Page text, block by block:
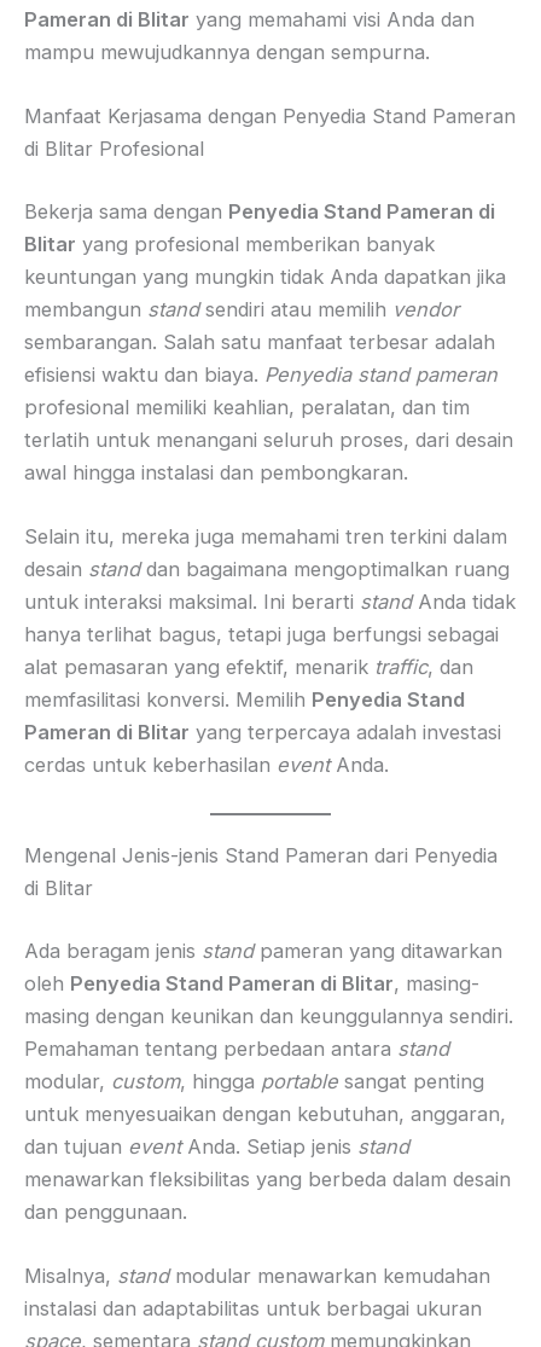
Pameran di Blitar yang memahami visi Anda dan
mampu mewujudkannya dengan sempurna.
Manfaat Kerjasama dengan Penyedia Stand Pameran
di Blitar Profesional
Bekerja sama dengan Penyedia Stand Pameran di
Blitar yang profesional memberikan banyak
keuntungan yang mungkin tidak Anda dapatkan jika
membangun standsendiri atau memilih vendor
sembarangan. Salah satu manfaat terbesar adalah
efisiensi waktu dan biaya. Penyedia stand pameran
profesional memiliki keahlian, peralatan, dan tim
terlatih untuk menangani seluruh proses, dari desain
awal hingga instalasi dan pembongkaran.
Selain itu, mereka juga memahami tren terkini dalam
desain standdan bagaimana mengoptimalkan ruang
untuk interaksi maksimal. Ini berarti standAnda tidak
hanya terlihat bagus, tetapi juga berfungsi sebagai
alat pemasaran yang efektif, menarik traffic, dan
memfasilitasi konversi. Memilih Penyedia Stand
Pameran di Blitar yang terpercaya adalah investasi
cerdas untuk keberhasilan eventAnda.
Mengenal Jenis-jenis Stand Pameran dari Penyedia
di Blitar
Ada beragam jenis standpameran yang ditawarkan
oleh Penyedia Stand Pameran di Blitar, masing-
masing dengan keunikan dan keunggulannya sendiri.
Pemahaman tentang perbedaan antara stand
modular, custom, hingga portable sangat penting
untuk menyesuaikan dengan kebutuhan, anggaran,
dan tujuan eventAnda. Setiap jenis stand
menawarkan fleksibilitas yang berbeda dalam desain
dan penggunaan.
Misalnya, standmodular menawarkan kemudahan
instalasi dan adaptabilitas untuk berbagai ukuran
space, sementara stand custommemungkinkan